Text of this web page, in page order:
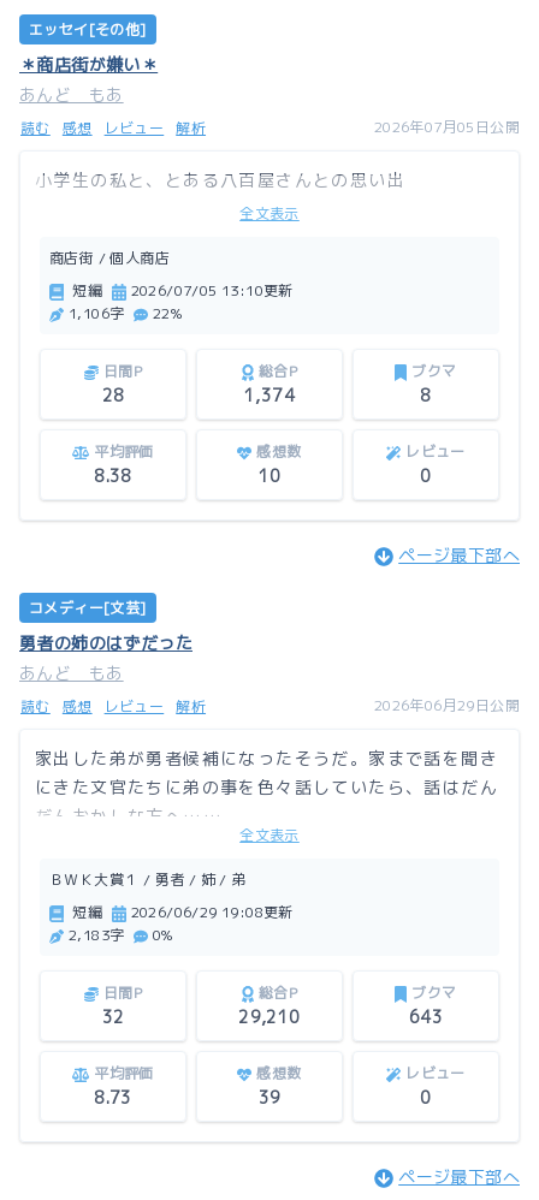
エッセイ[その他]
＊商店街が嫌い＊
あんど もあ
読む 感想 レビュー 解析 2026年07月05日公開
小学生の私と、とある八百屋さんとの思い出
全文表示
商店街 / 個人商店
短編
2026/07/05 13:10更新
1,106字
22%
日間P
28
総合P
1,374
ブクマ
8
平均評価
8.38
感想数
10
レビュー
0
ページ最下部へ
コメディー[文芸]
勇者の姉のはずだった
あんど もあ
読む 感想 レビュー 解析 2026年06月29日公開
家出した弟が勇者候補になったそうだ。家まで話を聞き
にきた文官たちに弟の事を色々話していたら、話はだん
だんおかしな方へ……。
この作品はアルファポリスにも掲載しています。
全文表示
ＢＷＫ大賞１ / 勇者 / 姉 / 弟
短編
2026/06/29 19:08更新
2,183字
0%
日間P
32
総合P
29,210
ブクマ
643
平均評価
8.73
感想数
39
レビュー
0
ページ最下部へ